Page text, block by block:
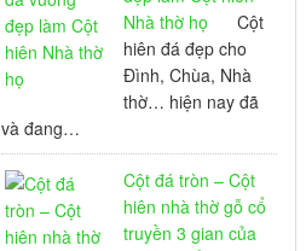
Nhà thờ họ Cột
hiên đá đẹp cho
Đình, Chùa, Nhà
thờ… hiện nay đã
và đang…
Cột đá tròn – Cột
hiên nhà thờ gỗ cổ
truyền 3 gian của